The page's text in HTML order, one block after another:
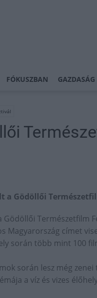
FÓKUSZBAN GAZDASÁG
a Gödöllői
Természetfilm
Magyarország címet
során több mint 100
során lesz még
a víz és vizes